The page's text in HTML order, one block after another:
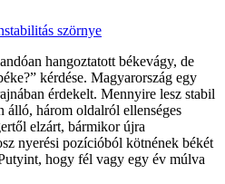
szörnye
hangoztatott békevágy, de
kérdése. Magyarország egy
érdekelt. Mennyire lesz stabil
álló, három oldalról ellenséges
elzárt, bármikor újra
nyerési pozícióból kötnének békét
hogy fél vagy egy év múlva